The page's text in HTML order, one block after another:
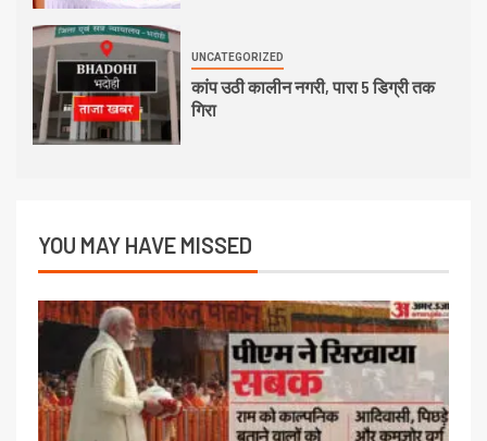
UNCATEGORIZED
कांप उठी कालीन नगरी, पारा 5 डिग्री तक
गिरा
YOU MAY HAVE MISSED